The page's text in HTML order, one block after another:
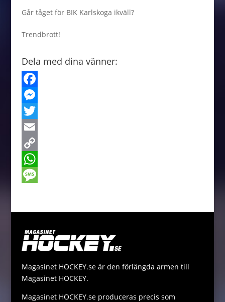
Går tåget för BIK Karlskoga ikväll?
Trendbrott!
Dela med dina vänner:
F
a
c
e
b
o
M
e
s
s
e
r
T
w
t
E
m
a
C
o
i
k
W
s
p
s
g
Magasinet HOCKEY.se är den förlängda armen till
Magasinet HOCKEY.
Magasinet HOCKEY.se produceras precis som